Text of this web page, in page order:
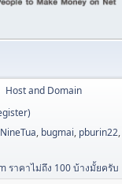
Host and Domain
NineTua, bugmai, pburin22,
ราคาไม่ถึง 100 บ้างมั้ยครับ